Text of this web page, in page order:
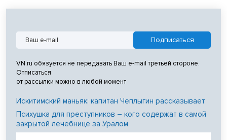
VN.ru обязуется не передавать Ваш e-mail третьей стороне.
Отписаться
от рассылки можно в любой момент
Искитимский маньяк: капитан Чеплыгин рассказывает
Психушка для преступников – кого содержат в самой
закрытой лечебнице за Уралом